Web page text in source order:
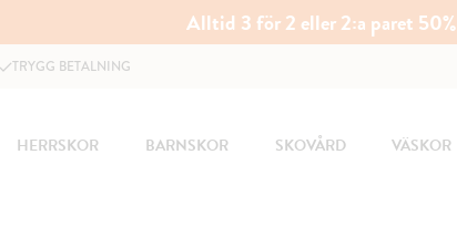
Alltid 3 för 2 eller 2:a paret 50%
TRYGG BETALNING
HERRSKOR BARNSKOR SKOVÅRD VÄSKOR